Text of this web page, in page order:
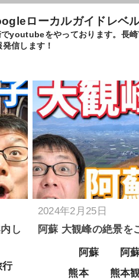
ローカルガイドレベ
をやっております。長
信します！
し
行
2024年2月25日
阿蘇 大観峰の絶景を
阿蘇 阿
熊本
熊本